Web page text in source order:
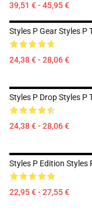
39,51 € - 45,95 €
Styles P Gear Styles P
24,38 € - 28,06 €
Styles P Drop Styles P
24,38 € - 28,06 €
Styles P Edition Styles
22,95 € - 27,55 €